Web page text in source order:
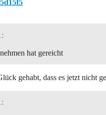
hat gereicht
gehabt, dass es jetzt nicht